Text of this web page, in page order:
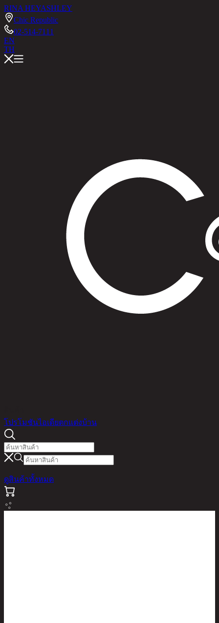
RINA HEYASHLEY
Chic Republic
02-514-7111
EN
TH
โปรโมชันไอเดียตกแต่งบ้าน
ดูสินค้าทั้งหมด